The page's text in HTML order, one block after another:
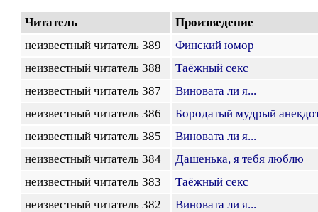
Читатель
Произведение
неизвестный читатель 389
Финский юмор
неизвестный читатель 388
Таёжный секс
неизвестный читатель 387
Виновата ли я...
неизвестный читатель 386
Бородатый мудрый
неизвестный читатель 385
Виновата ли я...
неизвестный читатель 384
Дашенька, я тебя люблю
неизвестный читатель 383
Таёжный секс
неизвестный читатель 382
Виновата ли я...